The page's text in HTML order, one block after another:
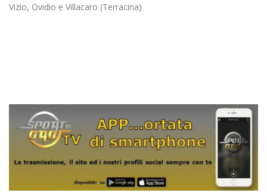
Vizio, Ovidio e Villacaro (Terracina)